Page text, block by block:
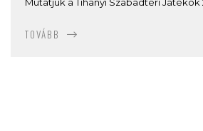
TOVÁBB